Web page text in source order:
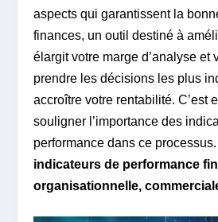
aspects qui garantissent la
finances, un outil destiné à
élargit votre marge d’analyse et
prendre les décisions les plus
accroître votre rentabilité. C’est
souligner l’importance des
performance dans ce processus.
indicateurs de performance
organisationnelle,